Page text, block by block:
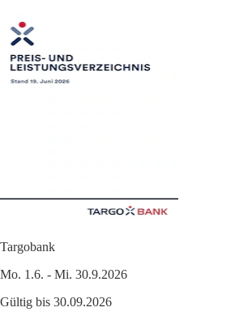
Targobank
Mo. 1.6. - Mi. 30.9.2026
Gültig bis 30.09.2026